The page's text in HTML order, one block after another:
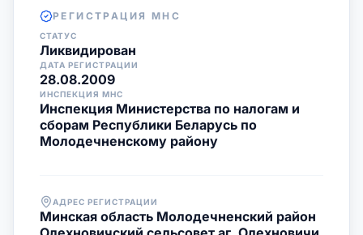
РЕГИСТРАЦИЯ МНС
СТАТУС
Ликвидирован
ДАТА РЕГИСТРАЦИИ
28.08.2009
ИНСПЕКЦИЯ МНС
Инспекция Министерства по налогам и
сборам Республики Беларусь по
Молодечненскому району
АДРЕС РЕГИСТРАЦИИ
Минская область Молодечненский район